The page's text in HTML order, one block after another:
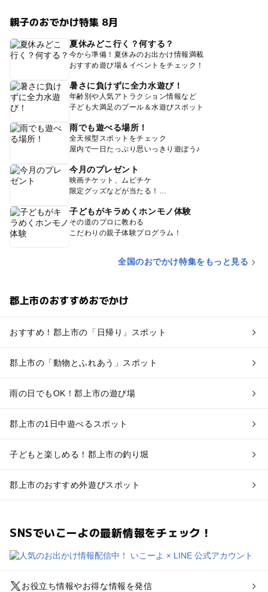
親子のおでかけ特集 8月
夏休みどこ行く？何する？
今から準備！夏休みのお出かけ情報満載
おすすめ遊び場＆イベントをチェック！
暑さに負けずに全力水遊び！
年齢別や人気アトラクション情報など
子ども大満足のプール＆水遊びスポット
雨でも遊べる場所！
全天候型スポットをチェック
屋内で一日たっぷり思いっきり遊ぼう♪
今月のプレゼント
映画チケット、ムビチケ
限定グッズなどが当たる！
子どもがキラめくホンモノ体験
その道のプロに教わる
こだわりの親子体験プログラム！
全国のおでかけ特集をもっと見る
郡上市のおすすめおでかけ
おすすめ！郡上市の「日帰り」スポット
郡上市の「動物とふれあう」スポット
雨の日でもOK！郡上市の遊び場
郡上市の1日中遊べるスポット
子どもと楽しめる！郡上市の釣り堀
郡上市のおすすめ外遊びスポット
SNSでいこーよの最新情報をチェック！
お役立ち情報やお得な情報を発信